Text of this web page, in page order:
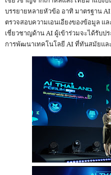
บรรยายหลายหัวข้อ อาทิ มาตรฐาน
ตรวจสอบความเอนเอียงของข้อมูล
เชี่ยวชาญด้าน AI ผู้เข้าร่วมจะได้รับ
การพัฒนาเทคโนโลยี AI ที่ทันสมัยแล